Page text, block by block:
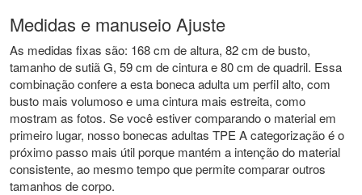
Medidas e manuseio Ajuste
As medidas fixas são: 168 cm de altura, 82 cm de busto,
tamanho de sutiã G, 59 cm de cintura e 80 cm de quadril. Essa
combinação confere a esta boneca adulta um perfil alto, com
busto mais volumoso e uma cintura mais estreita, como
mostram as fotos. Se você estiver comparando o material em
primeiro lugar, nossobonecas adultas TPE A categorização é o
próximo passo mais útil porque mantém a intenção do material
consistente, ao mesmo tempo que permite comparar outros
tamanhos de corpo.